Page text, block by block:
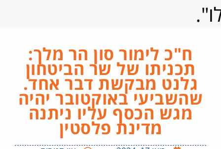
ח"כ לימור סון הר מלך:
תכניתו של שר הביטחון
גלנט מבקשת דבר אחד.
שהשביעי באוקטובר יהיה
מגש הכסף עליו ניתנה
מדינת פלסטין